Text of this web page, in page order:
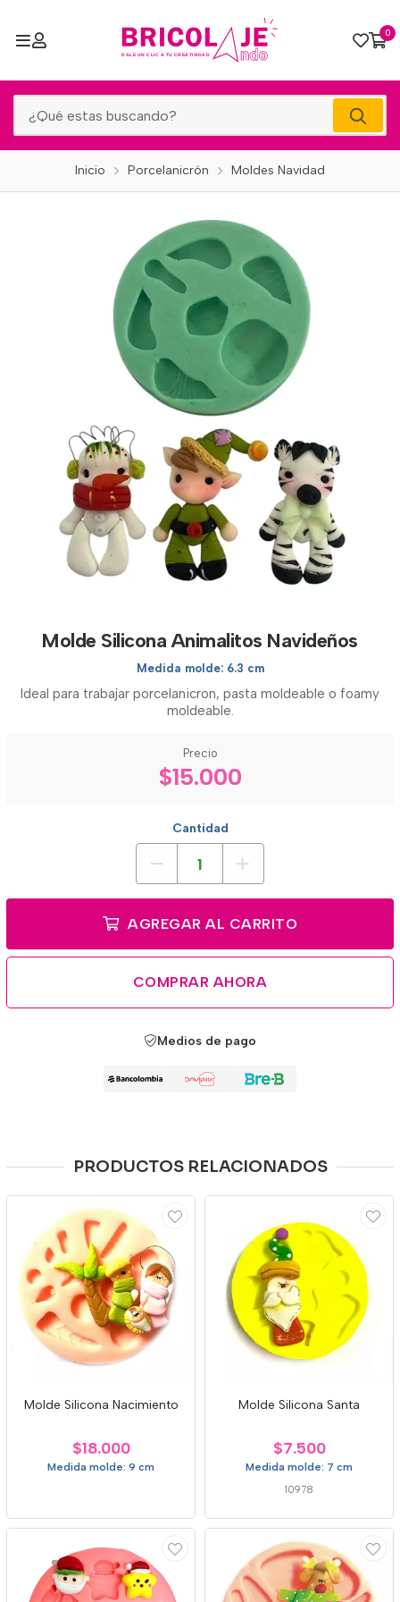
0
Inicio Porcelanicrón Moldes Navidad
Molde Silicona Animalitos Navideños
Medida molde: 6.3 cm
Ideal para trabajar porcelanicron, pasta moldeable o foamy
moldeable.
Precio
$15.000
Cantidad
AGREGAR AL CARRITO
COMPRAR AHORA
Medios de pago
PRODUCTOS RELACIONADOS
Molde Silicona Nacimiento
$18.000
Medida molde: 9 cm
Molde Silicona Santa
$7.500
Medida molde: 7 cm
10978